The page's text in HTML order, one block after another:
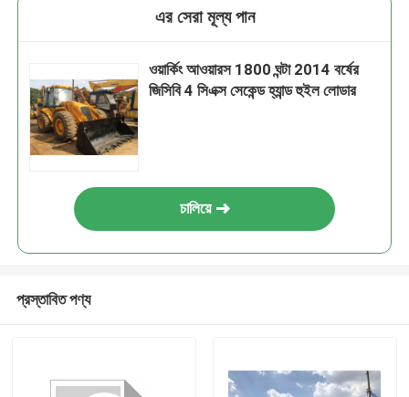
এর সেরা মূল্য পান
ওয়ার্কিং আওয়ারস 1800 ঘন্টা 2014 বর্ষের
জিসিবি 4 সিএক্স সেকেন্ড হ্যান্ড হুইল লোডার
চালিয়ে
প্রস্তাবিত পণ্য